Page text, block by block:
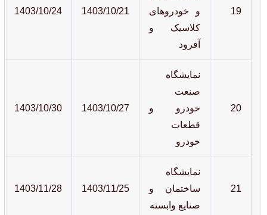
19
و خودروهای
کلاسیک و
آفرود
1403/10/21
1403/10/24
20
نمایشگاه
صنعت
خودرو و
قطعات
خودرو
1403/10/27
1403/10/30
21
نمایشگاه
ساختمان و
صنایع وابسته
1403/11/25
1403/11/28